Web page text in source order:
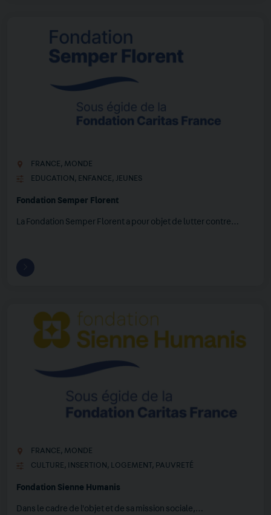
FRANCE, MONDE
EDUCATION , ENFANCE, JEUNES
Fondation Semper Florent
La Fondation Semper Florent a pour objet de lutter contre…
FRANCE, MONDE
CULTURE, INSERTION , LOGEMENT , PAUVRETÉ
Fondation Sienne Humanis
Dans le cadre de l'objet et de sa mission sociale,…